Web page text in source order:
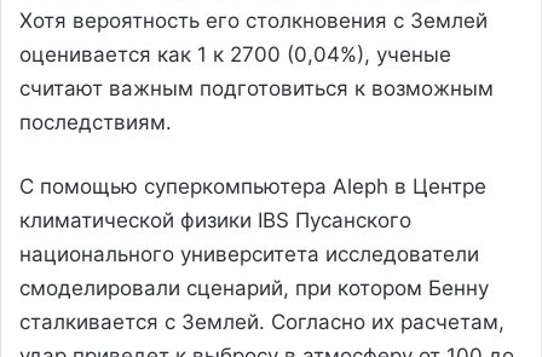
Хотя вероятность его столкновения с Землей
оценивается как 1 к 2700 (0,04%), ученые
считают важным подготовиться к возможным
последствиям.
С помощью суперкомпьютера Aleph в Центре
климатической физики IBS Пусанского
национального университета исследователи
смоделировали сценарий, при котором Бенну
сталкивается с Землей. Согласно их расчетам,